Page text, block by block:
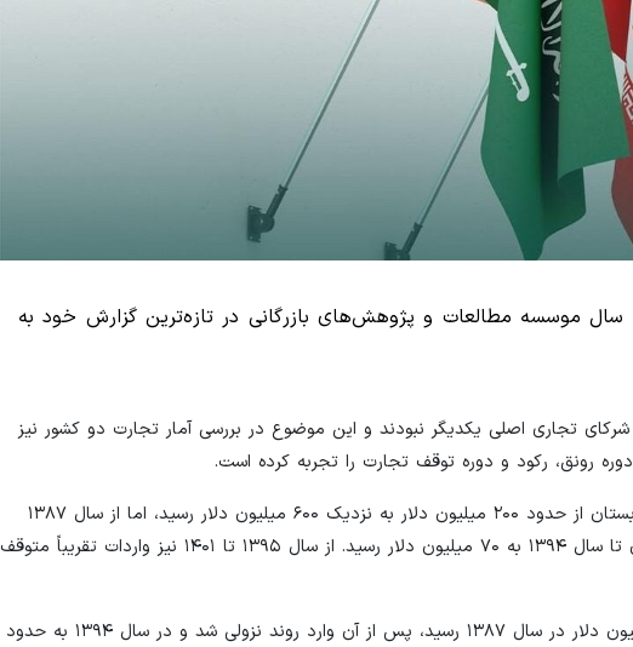
سال موسسه مطالعات و پژوهش‌های بازرگانی در تازه‌ترین گزارش خود به
تجاری اصلی یکدیگر نبودند و این موضوع در بررسی آمار تجارت دو کشور نیز
رونق، رکود و دوره توقف تجارت را تجربه کرده است.
در حوزه واردات، طی سال‌های ۱۳۸۰ تا ۱۳۸۶ روند واردات ایران از عربستان از حدود ۲۰۰ میلیون دلار به نزدیک ۶۰۰ میلیون دلار رسید، اما از سال ۱۳۸۷
کاهش شدید داشت و به ۱۷۲ میلیون دلار کاهش یافت و پس از آن تا سال ۱۳۹۴ به ۷۰ میلیون دلار رسید. از سال ۱۳۹۵ تا ۱۴۰۱ نیز واردات تقریباً متوقف
روند صادرات نیز از ۶۷ میلیون دلار در سال ۱۳۸۰ به حدود ۳۹۰ میلیون دلار در سال ۱۳۸۷ رسید، پس از آن وارد روند نزولی شد و در سال ۱۳۹۴ به حدود